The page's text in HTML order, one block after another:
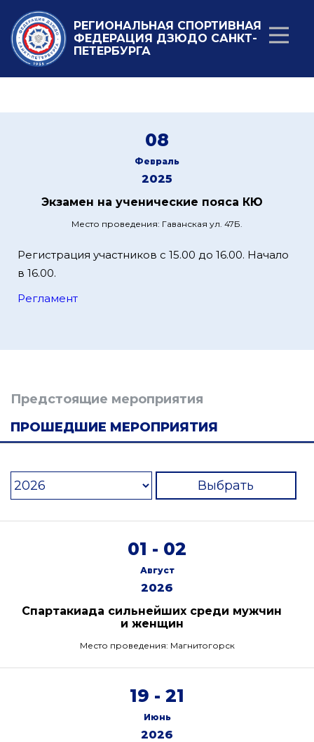
РЕГИОНАЛЬНАЯ СПОРТИВНАЯ
ФЕДЕРАЦИЯ ДЗЮДО САНКТ-
ПЕТЕРБУРГА
08
Февраль
2025
Экзамен на ученические пояса КЮ
Место проведения: Гаванская ул. 47Б.
Регистрация участников с 15.00 до 16.00. Начало
в 16.00.
Регламент
Предстоящие мероприятия
ПРОШЕДШИЕ МЕРОПРИЯТИЯ
Выбрать
01 - 02
Август
2026
Спартакиада сильнейших среди мужчин
и женщин
Место проведения: Магнитогорск
19 - 21
Июнь
2026